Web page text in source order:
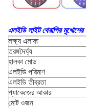
এলইডি লাইট থেরাপির মুখোশের
লক্ষ্য এলাকা
তরঙ্গদৈর্ঘ্য
হালকা মোড
এলইডি পরিমাণ
এলইডি তীব্রতা
প্যাকেজের আকার
মোট ওজন